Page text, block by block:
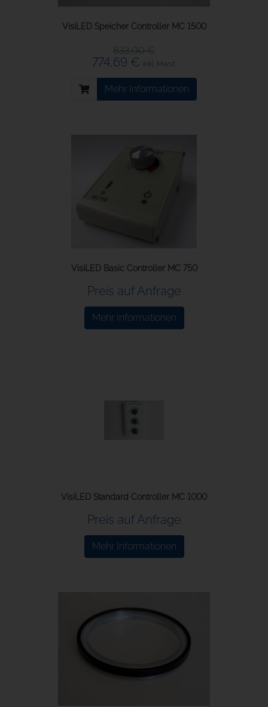
VisiLED Speicher Controller MC 1500
833,00 €
774,69 € inkl. Mwst.
Mehr Informationen
VisiLED Basic Controller MC 750
Preis auf Anfrage
Mehr Informationen
VisiLED Standard Controller MC 1000
Preis auf Anfrage
Mehr Informationen